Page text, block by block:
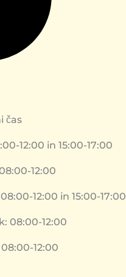
čas
12:00 in 15:00-17:00
12:00
12:00 in 15:00-17:00
08:00-12:00
12:00